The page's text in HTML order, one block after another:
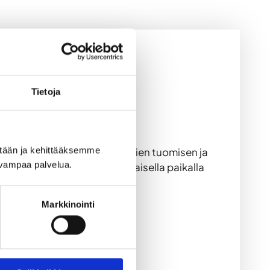
Tietoja
ja kehittääksemme
palvelua.
Markkinointi
mahdollistavat omien juomien tuomisen ja
tila sijaitsee erinomaisella paikalla